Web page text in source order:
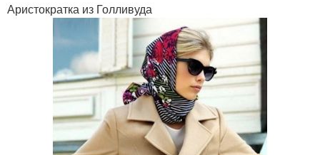
Аристократка из Голливуда